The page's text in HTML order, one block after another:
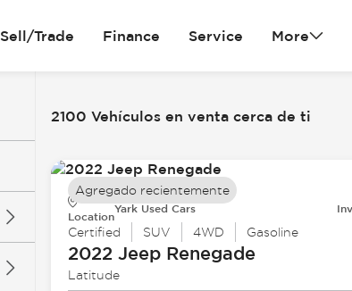
Sell/Trade Finance Service More
2100 Vehículos en venta cerca de ti
Location
Yark Used Cars
Certified SUV 4WD Gasoline
2022 JeepRenegade
Latitude
Agregado recientemente